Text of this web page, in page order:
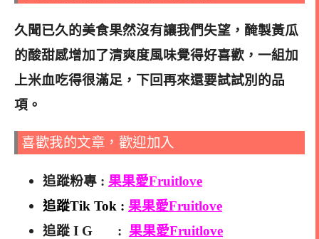
久聞已久的美食果然沒有讓我們失望，醃製黃瓜
的酸甜感增加了清爽度風味覺得好喜歡，一組加
上米血吃得很滿足， 下回再來還要試試別的品
項 。
喜歡我的文章，歡迎加入
追蹤粉專 : 果果愛Fruitlove
追蹤Tik Tok : 果果愛Fruitlove
追蹤 I G : 果果愛Fruitlove